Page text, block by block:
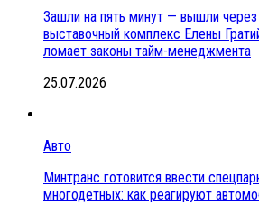
Зашли на пять минут — вышли
выставочный комплекс Елены
ломает законы тайм-менеджмента
25.07.2026
Авто
Минтранс готовится ввести
многодетных: как реагируют